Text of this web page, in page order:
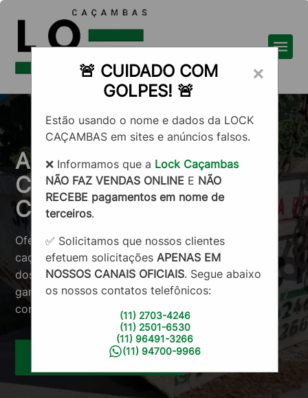
×
🚨 CUIDADO COM
GOLPES! 🚨
Estão usando o nome e dados da LOCK
CAÇAMBAS em sites e anúncios falsos.
❌ Informamos que a Lock Caçambas
NÃO FAZ VENDAS ONLINE E NÃO
RECEBE pagamentos em nome de
terceiros.
✅ Solicitamos que nossos clientes
efetuem solicitações APENAS EM
NOSSOS CANAIS OFICIAIS. Segue abaixo
os nossos contatos telefônicos:
(11) 2703-4246
(11) 2501-6530
(11) 96491-3266
(11) 94700-9966
ALUGUEL DE
CAÇAMBAS
CADASTRADAS
Oferecemos soluções completas de aluguel de
caçambas certificadas e a destinação qualificada
dos resíduos. Com anos de experiência no setor,
garantimos confiabilidade, eficiência e preços
competitivos.
Solicite um orçamento